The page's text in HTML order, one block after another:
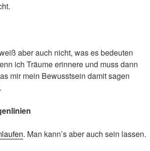
aber auch nicht, was es bedeuten
ich Träume erinnere und muss dann
mir mein Bewusstsein damit sagen
. Man kann’s aber auch sein lassen.